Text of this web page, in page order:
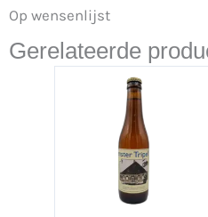
Op wensenlijst
Gerelateerde